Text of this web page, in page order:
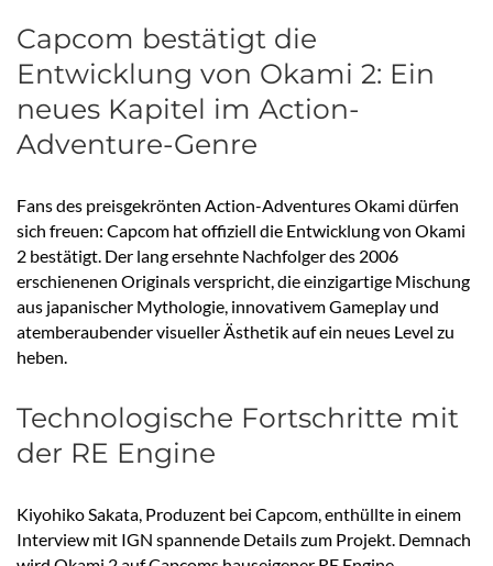
Capcom bestätigt die
Entwicklung von Okami 2: Ein
neues Kapitel im Action-
Adventure-Genre
Fans des preisgekrönten Action-Adventures Okami dürfen
sich freuen: Capcom hat offiziell die Entwicklung von Okami
2 bestätigt. Der lang ersehnte Nachfolger des 2006
erschienenen Originals verspricht, die einzigartige Mischung
aus japanischer Mythologie, innovativem Gameplay und
atemberaubender visueller Ästhetik auf ein neues Level zu
heben.
Technologische Fortschritte mit
der RE Engine
Kiyohiko Sakata, Produzent bei Capcom, enthüllte in einem
Interview mit IGN spannende Details zum Projekt. Demnach